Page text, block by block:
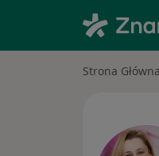
Strona Główna